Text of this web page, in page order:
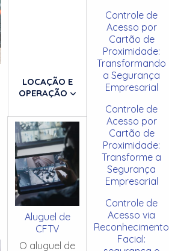
LOCAÇÃO E
OPERAÇÃO
Aluguel de
CFTV
O aluguel de
Controle de
Acesso por
Cartão de
Proximidade:
Transformando
a Segurança
Empresarial
Controle de
Acesso por
Cartão de
Proximidade:
Transforme a
Segurança
Empresarial
Controle de
Acesso via
Reconhecimento
Facial: